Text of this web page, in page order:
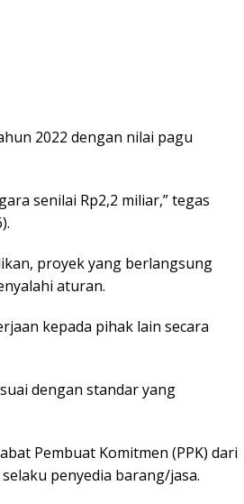
2022 dengan nilai pagu
senilai Rp2,2 miliar,” tegas
proyek yang berlangsung
aturan.
kepada pihak lain secara
dengan standar yang
Pembuat Komitmen (PPK) dari
penyedia barang/jasa.